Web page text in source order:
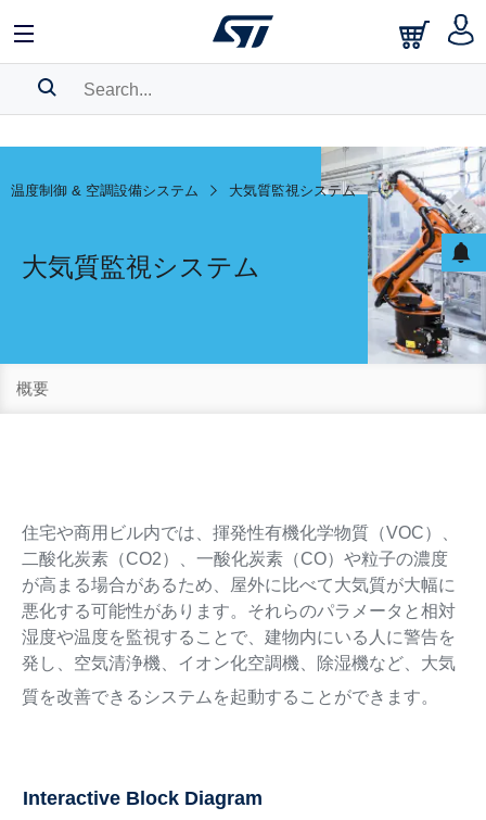
BOOKMARK
温度制御 & 空調設備システム 大気質監視システム
大気質監視システム
概要
住宅や商用ビル内では、揮発性有機化学物質（VOC）、
二酸化炭素（CO2）、一酸化炭素（CO）や粒子の濃度
が高まる場合があるため、屋外に比べて大気質が大幅に
悪化する可能性があります。それらのパラメータと相対
湿度や温度を監視することで、建物内にいる人に警告を
発し、空気清浄機、イオン化空調機、除湿機など、大気
質を改善できるシステムを起動することができます。
Interactive Block Diagram